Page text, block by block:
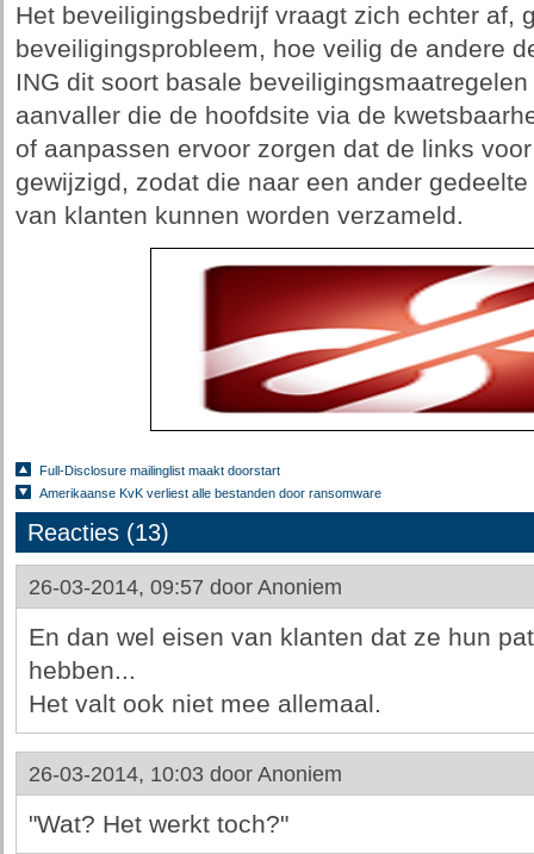
Het beveiligingsbedrijf vraagt zich echter af,
beveiligingsprobleem, hoe veilig de andere
ING dit soort basale
aanvaller die de hoofdsite via de
of aanpassen ervoor zorgen dat de links
gewijzigd, zodat die naar een ander
van klanten kunnen worden verzameld.
Full-Disclosure mailinglist maakt doorstart
Amerikaanse KvK verliest alle bestanden door ransomware
Reacties (13)
26-03-2014, 09:57 door Anoniem
En dan wel eisen van klanten dat ze hun
hebben...
Het valt ook niet mee allemaal.
26-03-2014, 10:03 door Anoniem
"Wat? Het werkt toch?"